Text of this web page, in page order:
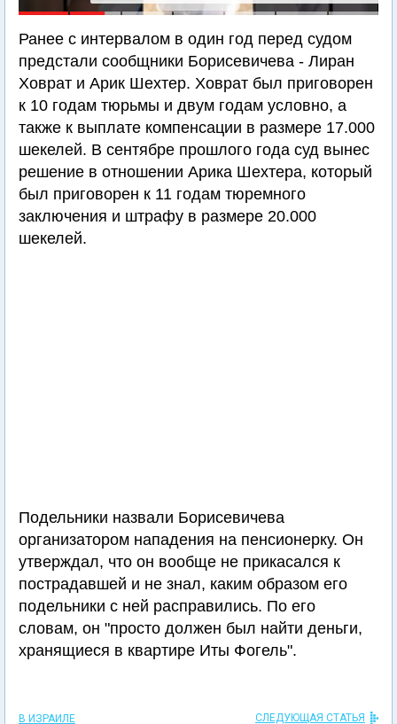
Ранее с интервалом в один год перед судом
предстали сообщники Борисевичева - Лиран
Ховрат и Арик Шехтер. Ховрат был приговорен
к 10 годам тюрьмы и двум годам условно, а
также к выплате компенсации в размере 17.000
шекелей. В сентябре прошлого года суд вынес
решение в отношении Арика Шехтера, который
был приговорен к 11 годам тюремного
заключения и штрафу в размере 20.000
шекелей.
Подельники назвали Борисевичева
организатором нападения на пенсионерку. Он
утверждал, что он вообще не прикасался к
пострадавшей и не знал, каким образом его
подельники с ней расправились. По его
словам, он "просто должен был найти деньги,
хранящиеся в квартире Иты Фогель".
В ИЗРАИЛЕ СЛЕДУЮЩАЯ СТАТЬЯ